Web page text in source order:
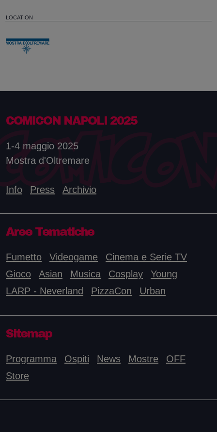
LOCATION
COMICON NAPOLI 2025
1-4 maggio 2025
Mostra d'Oltremare
Info Press Archivio
Aree Tematiche
Fumetto Videogame
Cinema e Serie TV
Gioco
Asian Musica Cosplay
Young
LARP - Neverland
PizzaCon Urban
Sitemap
Programma Ospiti News Mostre
OFF
Store